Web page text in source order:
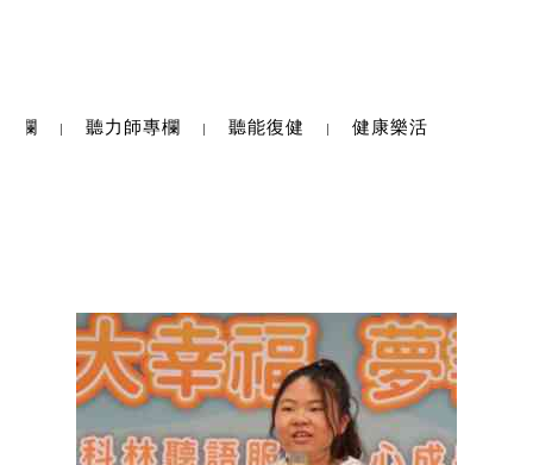
欄 聽力師專欄 聽能復健 健康樂活